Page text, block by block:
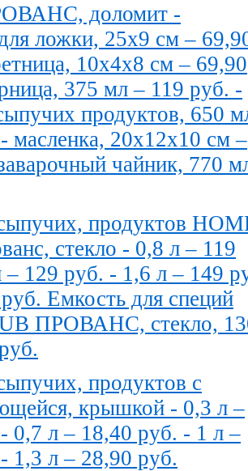
доломит -
ложки, 25х9 см –
10х4х8 см – 69,90
375 мл – 119 руб. -
продуктов, 650
масленка, 20х12х10 см –
чайник, 770
продуктов
стекло - 0,8 л – 119
– 129 руб. - 1,6 л – 149
Емкость для специй
ПРОВАНС, стекло,
продуктов с
крышкой - 0,3 л –
0,7 л – 18,40 руб. - 1 л –
1,3 л – 28,90 руб.